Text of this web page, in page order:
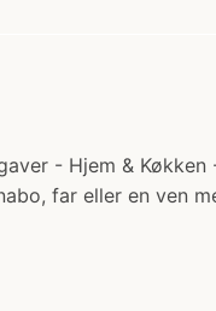
- Hjem &
far eller en ven